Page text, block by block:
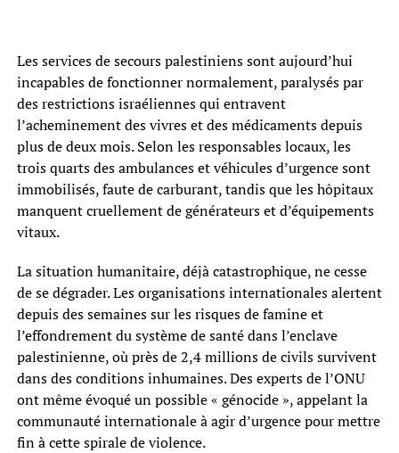
Les services de secours palestiniens sont aujourd’hui
incapables de fonctionner normalement, paralysés par
des restrictions israéliennes qui entravent
l’acheminement des vivres et des médicaments depuis
plus de deux mois. Selon les responsables locaux, les
trois quarts des ambulances et véhicules d’urgence sont
immobilisés, faute de carburant, tandis que les hôpitaux
manquent cruellement de générateurs et d’équipements
vitaux.
La situation humanitaire, déjà catastrophique, ne cesse
de se dégrader. Les organisations internationales alertent
depuis des semaines sur les risques de famine et
l’effondrement du système de santé dans l’enclave
palestinienne, où près de 2,4 millions de civils survivent
dans des conditions inhumaines. Des experts de l’ONU
ont même évoqué un possible « génocide », appelant la
communauté internationale à agir d’urgence pour mettre
fin à cette spirale de violence.